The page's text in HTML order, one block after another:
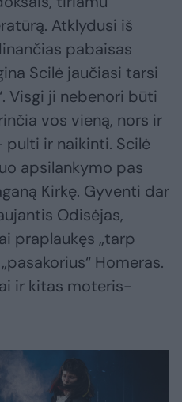
Atklydusi iš
pabaisas
Scilė jaučiasi tarsi
Visgi ji nebenori būti
vos vieną, nors ir
pulti ir naikinti. Scilė
apsilankymo pas
Kirkę. Gyventi dar
Odisėjas,
praplaukęs „tarp
Homeras.
ir kitas moteris-